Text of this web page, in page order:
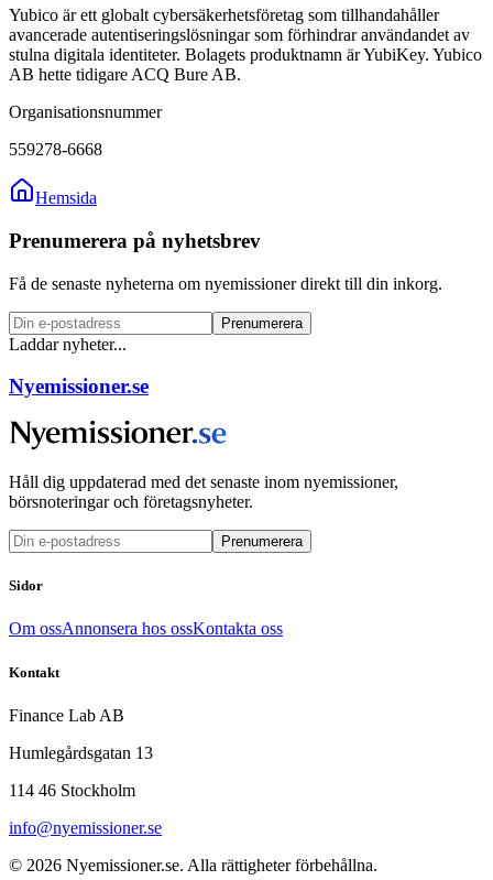
Yubico är ett globalt cybersäkerhetsföretag som tillhandahåller
avancerade autentiseringslösningar som förhindrar användandet av
stulna digitala identiteter. Bolagets produktnamn är YubiKey. Yubico
AB hette tidigare ACQ Bure AB.
Organisationsnummer
559278-6668
Hemsida
Prenumerera på nyhetsbrev
Få de senaste nyheterna om nyemissioner direkt till din inkorg.
Prenumerera
Laddar nyheter...
Nyemissioner.se
Håll dig uppdaterad med det senaste inom nyemissioner,
börsnoteringar och företagsnyheter.
Prenumerera
Sidor
Om ossAnnonsera hos ossKontakta oss
Kontakt
Finance Lab AB
Humlegårdsgatan 13
114 46 Stockholm
info@nyemissioner.se
© 2026 Nyemissioner.se. Alla rättigheter förbehållna.